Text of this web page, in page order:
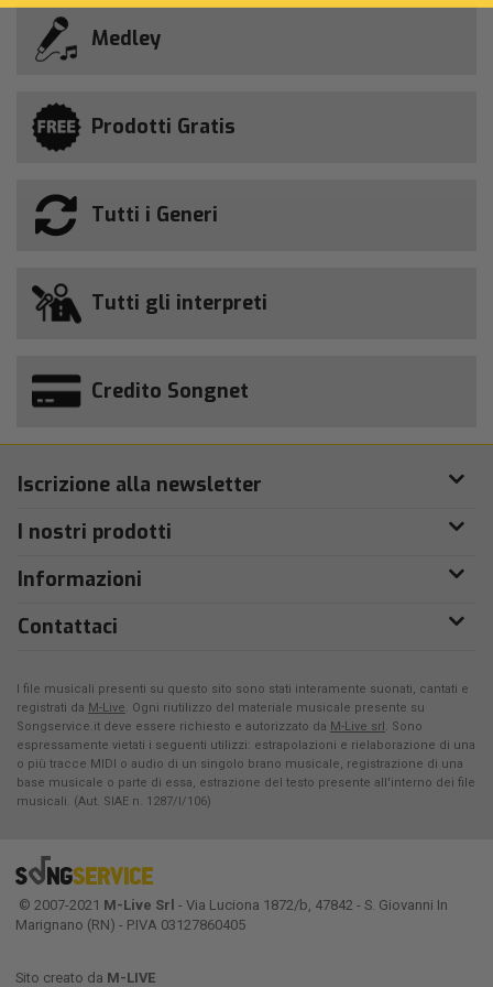
Medley
Prodotti Gratis
Tutti i Generi
Tutti gli interpreti
Credito Songnet
Iscrizione alla newsletter
I nostri prodotti
Informazioni
Contattaci
I file musicali presenti su questo sito sono stati interamente suonati, cantati e
registrati da M-Live. Ogni riutilizzo del materiale musicale presente su
Songservice.it deve essere richiesto e autorizzato da M-Live srl. Sono
espressamente vietati i seguenti utilizzi: estrapolazioni e rielaborazione di una
o più tracce MIDI o audio di un singolo brano musicale, registrazione di una
base musicale o parte di essa, estrazione del testo presente all'interno dei file
musicali. (Aut. SIAE n. 1287/I/106)
© 2007-2021 M-Live Srl - Via Luciona 1872/b, 47842 - S. Giovanni In
Marignano (RN) - P.IVA 03127860405
Sito creato da M-LIVE